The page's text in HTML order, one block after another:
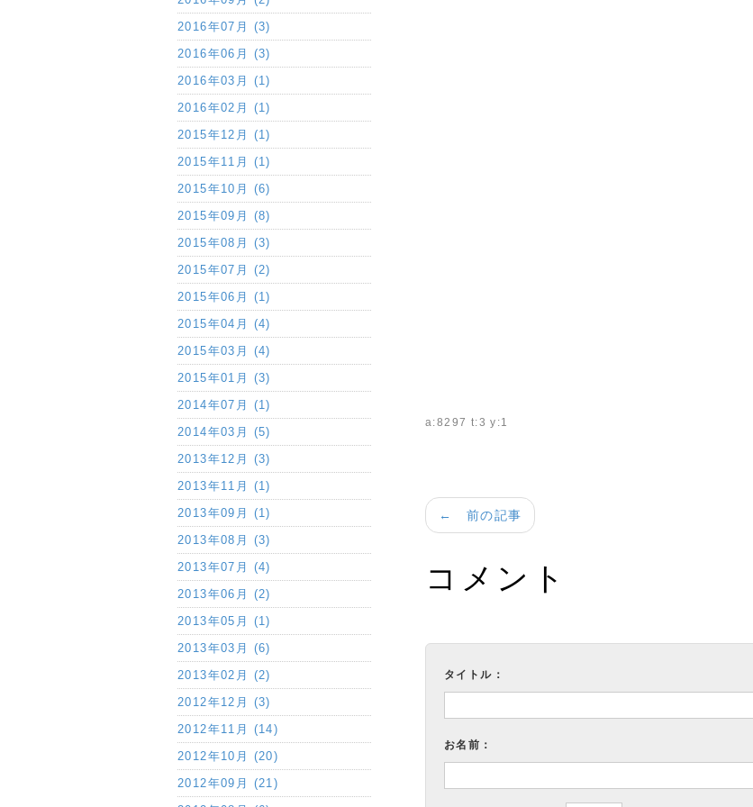
a:8297 t:3 y:1
← 前の記事
コメント
タイトル：
お名前：
2016年07月 (3)
2016年06月 (3)
2016年03月 (1)
2016年02月 (1)
2015年12月 (1)
2015年11月 (1)
2015年10月 (6)
2015年09月 (8)
2015年08月 (3)
2015年07月 (2)
2015年06月 (1)
2015年04月 (4)
2015年03月 (4)
2015年01月 (3)
2014年07月 (1)
2014年03月 (5)
2013年12月 (3)
2013年11月 (1)
2013年09月 (1)
2013年08月 (3)
2013年07月 (4)
2013年06月 (2)
2013年05月 (1)
2013年03月 (6)
2013年02月 (2)
2012年12月 (3)
2012年11月 (14)
2012年10月 (20)
2012年09月 (21)